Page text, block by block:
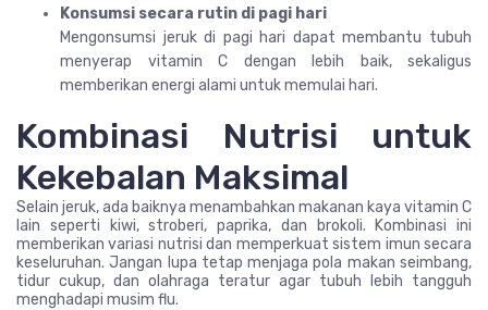
Konsumsi secara rutin di pagi hari
Mengonsumsi jeruk di pagi hari dapat membantu tubuh
menyerap vitamin C dengan lebih baik, sekaligus
memberikan energi alami untuk memulai hari.
Kombinasi Nutrisi untuk
Kekebalan Maksimal
Selain jeruk, ada baiknya menambahkan makanan kaya vitamin C
lain seperti kiwi, stroberi, paprika, dan brokoli. Kombinasi ini
memberikan variasi nutrisi dan memperkuat sistem imun secara
keseluruhan. Jangan lupa tetap menjaga pola makan seimbang,
tidur cukup, dan olahraga teratur agar tubuh lebih tangguh
menghadapi musim flu.